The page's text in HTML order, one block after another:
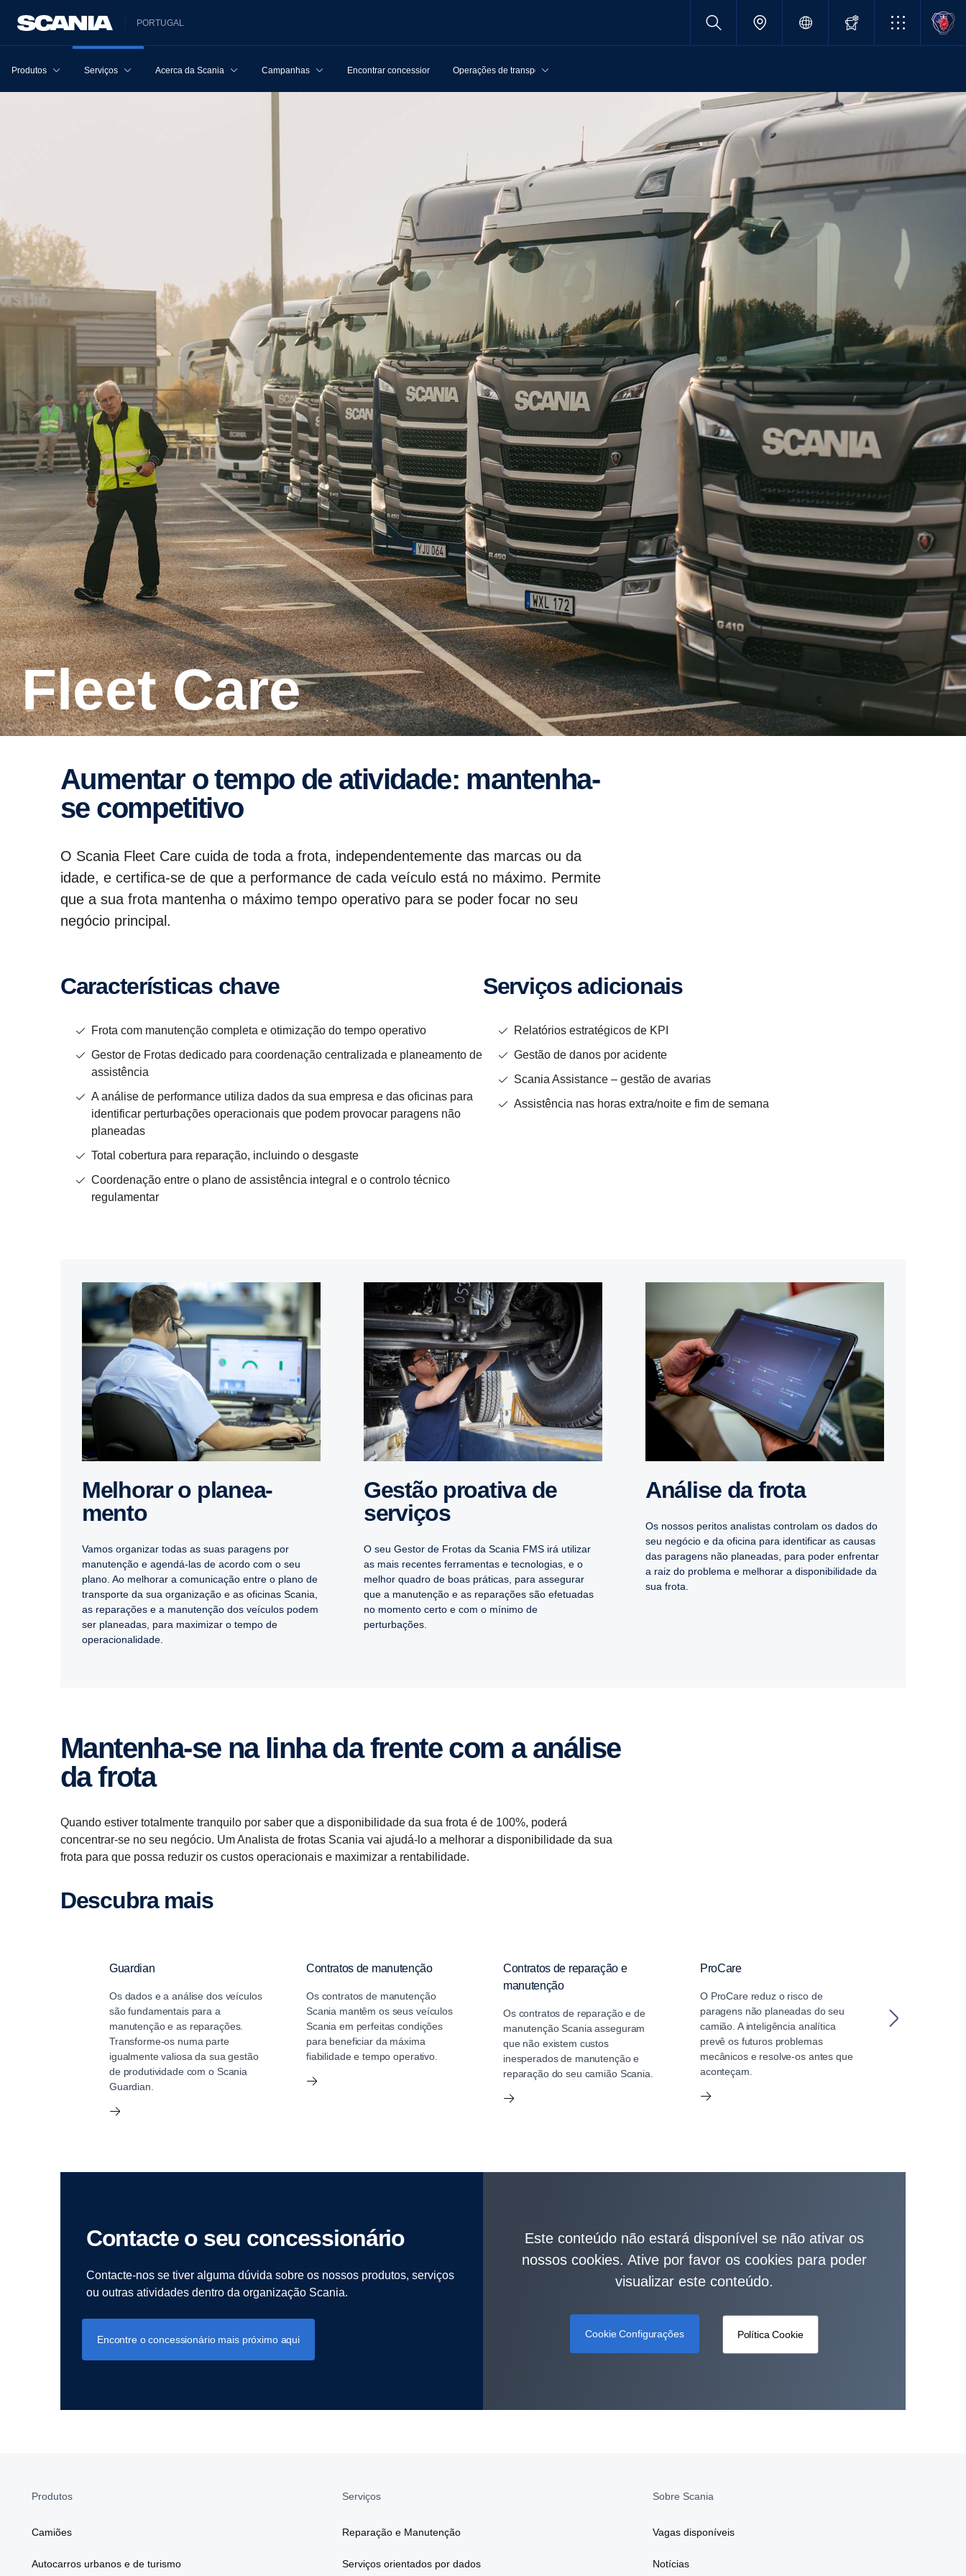
PORTUGAL
Produtos Serviços Acerca da Scania Campanhas Encontrar concessionários Operações de transporte
Fleet Care
Aumentar o tempo de ativi­dade: mantenha-​
se compe­ti­tivo
O Scania Fleet Care cuida de toda a frota, independentemente das marcas ou da
idade, e certifica-se de que a performance de cada veículo está no máximo. Permite
que a sua frota mantenha o máximo tempo operativo para se poder focar no seu
negócio principal.
Carac­te­rís­ticas chave
Frota com manutenção completa e otimização do tempo operativo
Gestor de Frotas dedicado para coordenação centralizada e planeamento de
assistência
A análise de performance utiliza dados da sua empresa e das oficinas para
identificar perturbações operacionais que podem provocar paragens não
planeadas
Total cobertura para reparação, incluindo o desgaste
Coordenação entre o plano de assistência integral e o controlo técnico
regulamentar
Serviços adici­o­nais
Relatórios estratégicos de KPI
Gestão de danos por acidente
Scania Assistance – gestão de avarias
Assistência nas horas extra/noite e fim de semana
Melhorar o plane­a­
mento
Vamos organizar todas as suas paragens por
manutenção e agendá-las de acordo com o seu
plano. Ao melhorar a comunicação entre o plano de
transporte da sua organização e as oficinas Scania,
as reparações e a manutenção dos veículos podem
ser planeadas, para maximizar o tempo de
operacionalidade.
Gestão proativa de
serviços
O seu Gestor de Frotas da Scania FMS irá utilizar
as mais recentes ferramentas e tecnologias, e o
melhor quadro de boas práticas, para assegurar
que a manutenção e as reparações são efetuadas
no momento certo e com o mínimo de
perturbações.
Análise da frota
Os nossos peritos analistas controlam os dados do
seu negócio e da oficina para identificar as causas
das paragens não planeadas, para poder enfrentar
a raiz do problema e melhorar a disponibilidade da
sua frota.
Mantenha-​se na linha da frente com a análise
da frota
Quando estiver totalmente tranquilo por saber que a disponibilidade da sua frota é de 100%, poderá
concentrar-se no seu negócio. Um Analista de frotas Scania vai ajudá-lo a melhorar a disponibilidade da sua
frota para que possa reduzir os custos operacionais e maximizar a rentabilidade.
Descubra mais
Guardian
Os dados e a análise dos veículos
são fundamentais para a
manutenção e as reparações.
Transforme-os numa parte
igualmente valiosa da sua gestão
de produtividade com o Scania
Guardian.
Contratos de manutenção
Os contratos de manutenção
Scania mantêm os seus veículos
Scania em perfeitas condições
para beneficiar da máxima
fiabilidade e tempo operativo.
Contratos de reparação e
manutenção
Os contratos de reparação e de
manutenção Scania asseguram
que não existem custos
inesperados de manutenção e
reparação do seu camião Scania.
ProCare
O ProCare reduz o risco de
paragens não planeadas do seu
camião. A inteligência analítica
prevê os futuros problemas
mecânicos e resolve-os antes que
aconteçam.
Contacte o seu conces­si­o­nário
Contacte-nos se tiver alguma dúvida sobre os nossos produtos, serviços
ou outras atividades dentro da organização Scania.
Encontre o concessionário mais próximo aqui
Este conteúdo não estará disponível se não ativar os
nossos cookies. Ative por favor os cookies para poder
visualizar este conteúdo.
Cookie Configurações Política Cookie
Produtos
Camiões
Autocarros urbanos e de turismo
Serviços
Reparação e Manutenção
Serviços orientados por dados
Sobre Scania
Vagas disponíveis
Notícias